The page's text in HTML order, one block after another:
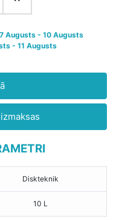
Augusts - 10 Augusts
- 11 Augusts
Diskteknik
10 L